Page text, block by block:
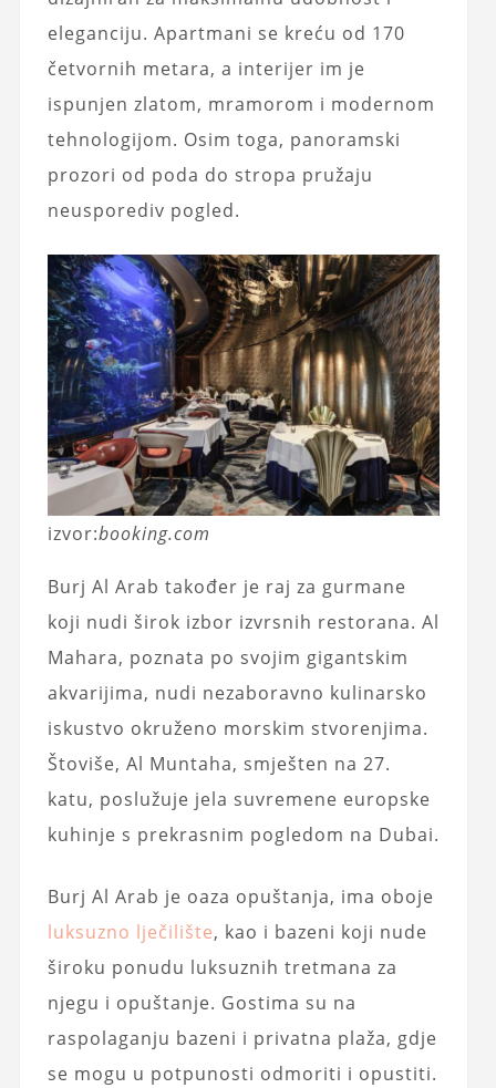
eleganciju. Apartmani se kreću od 170
četvornih metara, a interijer im je
ispunjen zlatom, mramorom i modernom
tehnologijom. Osim toga, panoramski
prozori od poda do stropa pružaju
neusporediv pogled.
izvor:booking.com
Burj Al Arab također je raj za gurmane
koji nudi širok izbor izvrsnih restorana. Al
Mahara, poznata po svojim gigantskim
akvarijima, nudi nezaboravno kulinarsko
iskustvo okruženo morskim stvorenjima.
Štoviše, Al Muntaha, smješten na 27.
katu, poslužuje jela suvremene europske
kuhinje s prekrasnim pogledom na Dubai.
Burj Al Arab je oaza opuštanja, ima oboje
luksuzno lječilište, kao i bazeni koji nude
široku ponudu luksuznih tretmana za
njegu i opuštanje. Gostima su na
raspolaganju bazeni i privatna plaža, gdje
se mogu u potpunosti odmoriti i opustiti.